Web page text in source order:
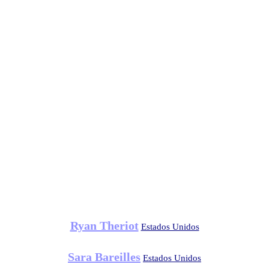
Ryan Theriot Estados Unidos
Sara Bareilles Estados Unidos